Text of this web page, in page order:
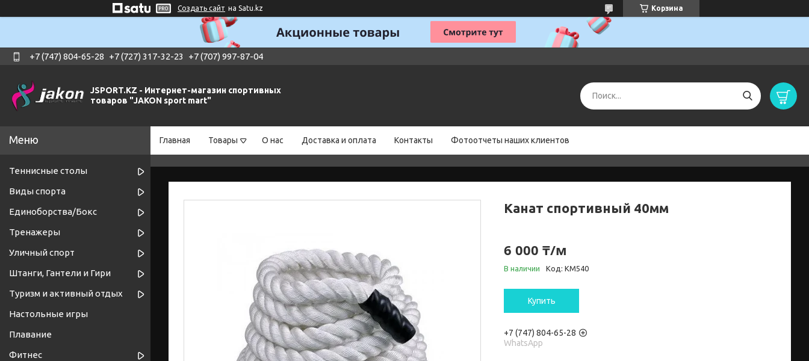
Создать сайт на Satu.kz Корзина
+7 (747) 804-65-28 +7 (727) 317-32-23 +7 (707) 997-87-04
JSPORT.KZ - Интернет-магазин спортивных
товаров "JAKON sport mart"
Главная Товары О нас Доставка и оплата Контакты Фотоотчеты наших клиентов
Канат спортивный 40мм
6 000 ₸/м
В наличии Код: KM540
Купить
+7 (747) 804-65-28
WhatsApp
Теннисные столы
Виды спорта
Единоборства/Бокс
Тренажеры
Уличный спорт
Штанги, Гантели и Гири
Туризм и активный отдых
Настольные игры
Плавание
Фитнес